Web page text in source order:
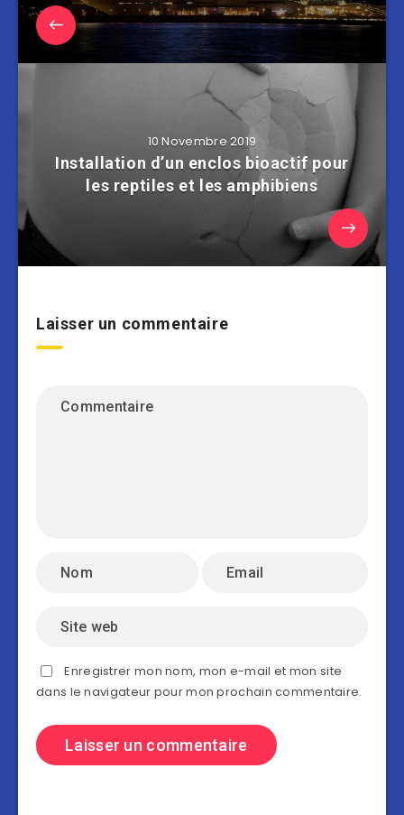
10 Novembre 2019
Installation d’un enclos bioactif pour
les reptiles et les amphibiens
Laisser un commentaire
Enregistrer mon nom, mon e-mail et mon site
dans le navigateur pour mon prochain commentaire.